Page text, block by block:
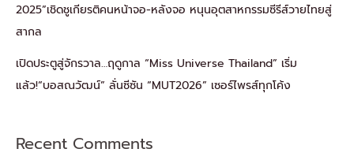
2025”เชิดชูเกียรติคนหน้าจอ-หลังจอ หนุนอุตสาหกรรมซีรีส์วายไทยสู่
สากล
เปิดประตูสู่จักรวาล…ฤดูกาล “Miss Universe Thailand” เริ่ม
แล้ว!“บอสณวัฒน์” ลั่นซีซัน “MUT2026” เซอร์ไพรส์ทุกโค้ง
Recent Comments